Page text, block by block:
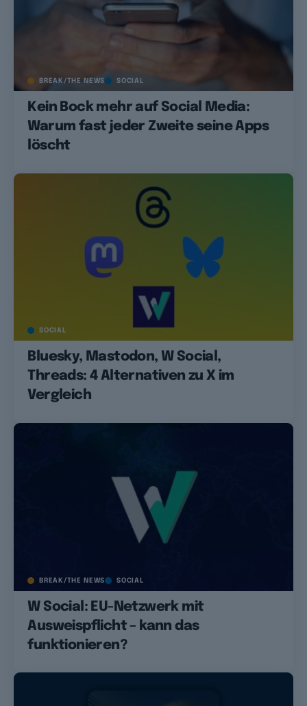
BREAK/THE NEWS SOCIAL
Kein Bock mehr auf Social Media:
Warum fast jeder Zweite seine Apps
löscht
SOCIAL
Bluesky, Mastodon, W Social,
Threads: 4 Alternativen zu X im
Vergleich
BREAK/THE NEWS SOCIAL
W Social: EU-Netzwerk mit
Ausweispflicht – kann das
funktionieren?